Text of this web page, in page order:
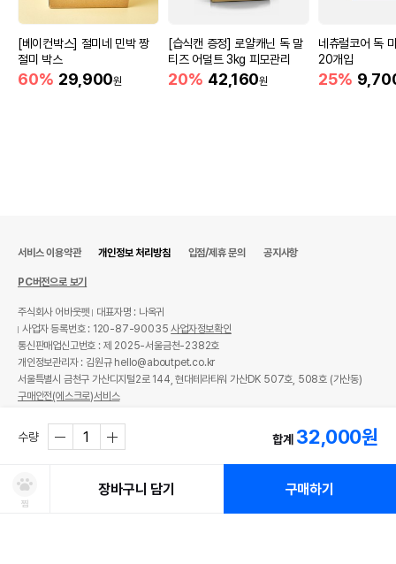
[베이컨박스] 절미네 민박 짱
절미 박스
60% 29,900원
[습식캔 증정] 로얄캐닌 독 말
티즈 어덜트 3kg 피모관리
20% 42,160원
네츄럴코어 독
20개입
25%
수량 합계 32,000원
찜
장바구니 담기 구매하기
서비스 이용약관 개인정보 처리방침 입점/제휴 문의 공지사항
PC버전으로 보기
주식회사 어바웃펫
대표자명 : 나옥귀
사업자 등록번호 : 120-87-90035사업자정보확인
통신판매업신고번호 : 제 2025-서울금천-2382호
개인정보관리자 : 김원규 hello@aboutpet.co.kr
서울특별시 금천구 가산디지털2로 144, 현대테라타워 가산DK 507호, 508호 (가산동)
구매안전(에스크로)서비스